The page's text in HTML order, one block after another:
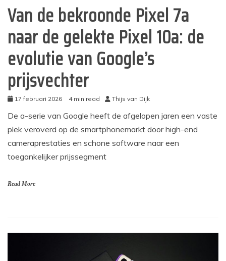
Van de bekroonde Pixel 7a
naar de gelekte Pixel 10a: de
evolutie van Google’s
prijsvechter
17 februari 2026 4 min read Thijs van Dijk
De a-serie van Google heeft de afgelopen jaren een vaste
plek veroverd op de smartphonemarkt door high-end
cameraprestaties en schone software naar een
toegankelijker prijssegment
Read More